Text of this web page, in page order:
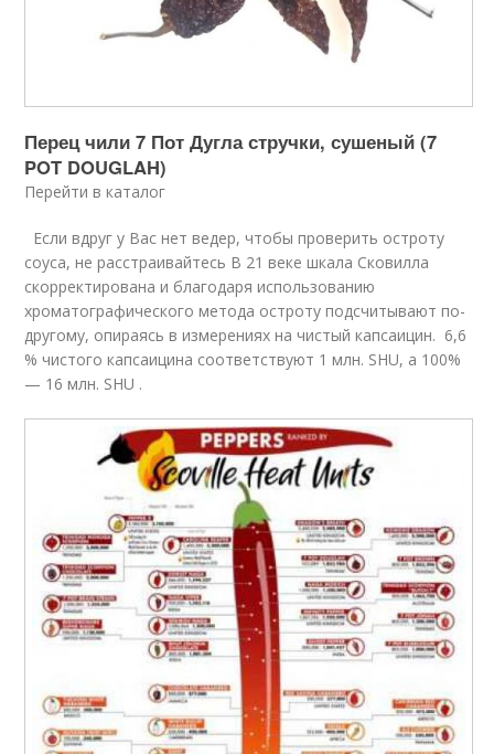
Перец чили 7 Пот Дугла стручки, сушеный (7
POT DOUGLAH)
Перейти в каталог
Если вдруг у Вас нет ведер, чтобы проверить остроту
соуса, не расстраивайтесь В 21 веке шкала Сковилла
скорректирована и благодаря использованию
хроматографического метода остроту подсчитывают по-
другому, опираясь в измерениях на чистый капсаицин. 6,6
% чистого капсаицина соответствуют 1 млн. SHU, а 100%
— 16 млн. SHU .